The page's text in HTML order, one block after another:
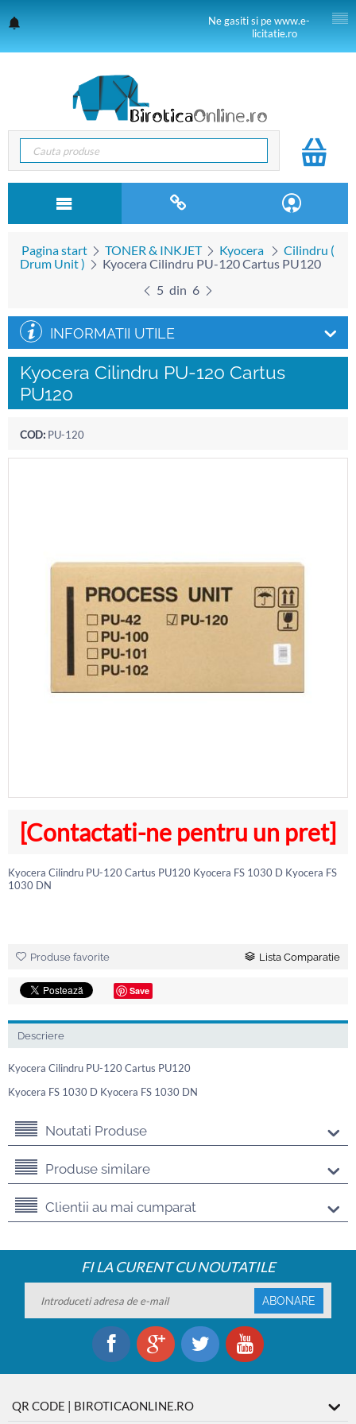
Ne gasiti si pe www.e-
licitatie.ro
Pagina start TONER & INKJET Kyocera
Cilindru (
Drum Unit )
Kyocera Cilindru PU-120 Cartus PU120
5 din 6
INFORMATII UTILE
Kyocera Cilindru PU-120 Cartus
PU120
COD: PU-120
[Contactati-ne pentru un pret]
Kyocera Cilindru PU-120 Cartus PU120 Kyocera FS 1030 D Kyocera FS
1030 DN
Produse favorite Lista Comparatie
Save
Descriere
Kyocera Cilindru PU-120 Cartus PU120
Kyocera FS 1030 D Kyocera FS 1030 DN
Noutati Produse
Produse similare
Clientii au mai cumparat
FI LA CURENT CU NOUTATILE
ABONARE
QR CODE | BIROTICAONLINE.RO